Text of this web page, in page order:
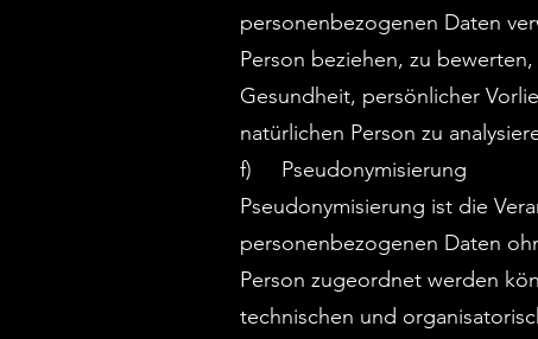
personenbezogenen Daten
Person beziehen, zu
Gesundheit, persönlicher
natürlichen Person zu
f) Pseudonymisierung
Pseudonymisierung ist die
personenbezogenen Daten
Person zugeordnet werden
technischen und